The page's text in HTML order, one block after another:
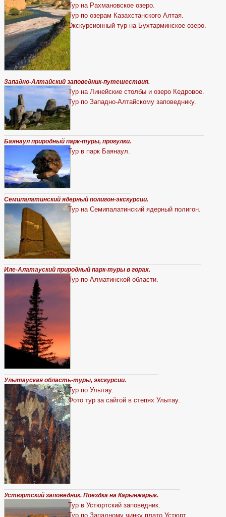
Тур на Рахмановское озеро.
Тур по озерам Казахстанского Алтая.
Экскурсионный тур на Бухтарминское озеро.
Западно-Алтайский заповедник-путешествия.
Тур на Линейские столбы и озеро Кедровое.
Тур по Западно-Алтайскому заповеднику.
Баянаул природный парк-туры, прогулки.
Тур в парк Баянаул.
Семипалатинский ядерный полигон-экскурсии.
Тур на Семипалатинский ядерный полигон.
Иле-Алатауский природный парк-туры в горах.
Тур по Алматинской области.
Улытауская область-туры, экскурсии.
Тур по Улытау.
Фото тур за сайгой в степях Улытау.
Устюртский заповедник. Поездка на Карынжарык.
Тур в Устюртский заповедник.
Тур по Западному чинку плато Устюрт.